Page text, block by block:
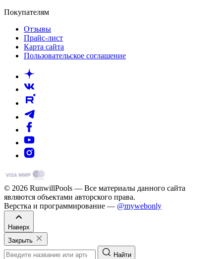
Покупателям
Отзывы
Прайс-лист
Карта сайта
Пользовательское соглашение
© 2026 RunwillPools — Все материалы данного сайта
являются объектами авторского права.
Верстка и программирование — @mywebonly
Наверх
Закрыть
Найти